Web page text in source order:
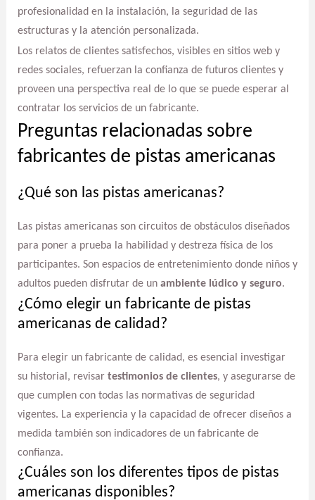
profesionalidad en la instalación, la seguridad de las
estructuras y la atención personalizada.
Los relatos de clientes satisfechos, visibles en sitios web y
redes sociales, refuerzan la confianza de futuros clientes y
proveen una perspectiva real de lo que se puede esperar al
contratar los servicios de un fabricante.
Preguntas relacionadas sobre
fabricantes de pistas americanas
¿Qué son las pistas americanas?
Las pistas americanas son circuitos de obstáculos diseñados
para poner a prueba la habilidad y destreza física de los
participantes. Son espacios de entretenimiento donde niños y
adultos pueden disfrutar de un ambiente lúdico y seguro.
¿Cómo elegir un fabricante de pistas
americanas de calidad?
Para elegir un fabricante de calidad, es esencial investigar
su historial, revisar testimonios de clientes, y asegurarse de
que cumplen con todas las normativas de seguridad
vigentes. La experiencia y la capacidad de ofrecer diseños a
medida también son indicadores de un fabricante de
confianza.
¿Cuáles son los diferentes tipos de pistas
americanas disponibles?